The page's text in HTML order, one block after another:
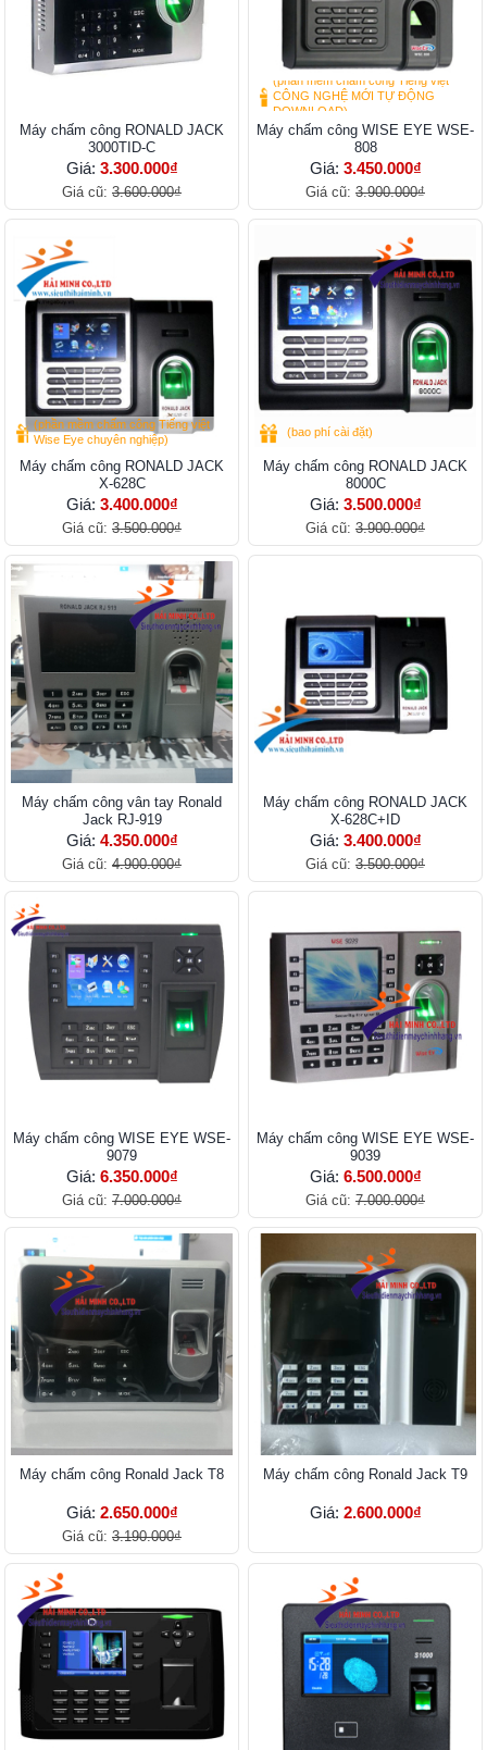
Máy chấm công RONALD JACK
3000TID-C
Giá: 3.300.000₫
Giá cũ: 3.600.000₫
(phần mềm chấm công Tiếng việt
CÔNG NGHỆ MỚI TỰ ĐỘNG
DOWNLOAD)
Máy chấm công WISE EYE WSE-
808
Giá: 3.450.000₫
Giá cũ: 3.900.000₫
(phần mềm chấm công Tiếng việt
Wise Eye chuyên nghiệp)
Máy chấm công RONALD JACK
X-628C
Giá: 3.400.000₫
Giá cũ: 3.500.000₫
(bao phí cài đặt)
Máy chấm công RONALD JACK
8000C
Giá: 3.500.000₫
Giá cũ: 3.900.000₫
Máy chấm công vân tay Ronald
Jack RJ-919
Giá: 4.350.000₫
Giá cũ: 4.900.000₫
Máy chấm công RONALD JACK
X-628C+ID
Giá: 3.400.000₫
Giá cũ: 3.500.000₫
Máy chấm công WISE EYE WSE-
9079
Giá: 6.350.000₫
Giá cũ: 7.000.000₫
Máy chấm công WISE EYE WSE-
9039
Giá: 6.500.000₫
Giá cũ: 7.000.000₫
Máy chấm công Ronald Jack T8
Giá: 2.650.000₫
Giá cũ: 3.190.000₫
Máy chấm công Ronald Jack T9
Giá: 2.600.000₫